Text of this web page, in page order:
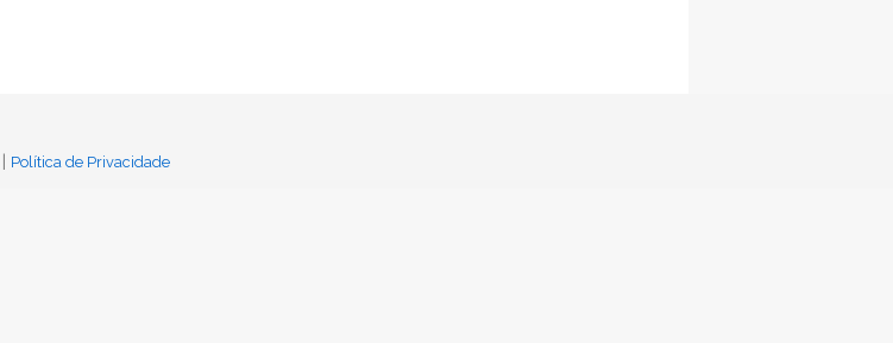
| Política de Privacidade